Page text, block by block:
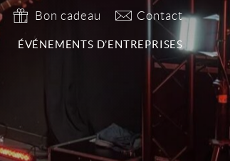
Bon cadeau Contact
ÉVÉNEMENTS D’ENTREPRISES